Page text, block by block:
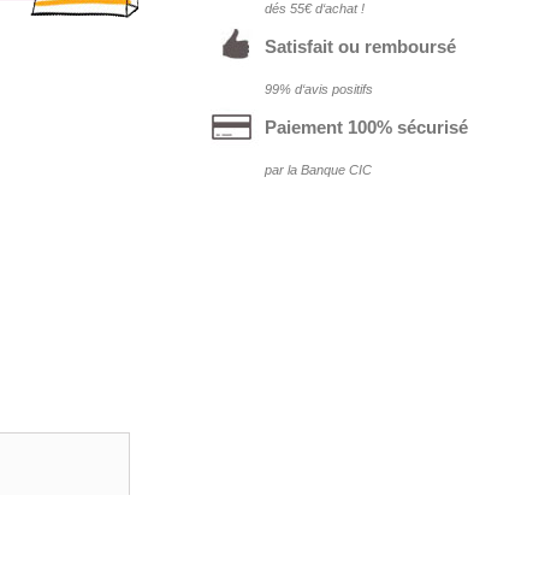
dés 55€ d‘achat !
Satisfait ou remboursé
99% d‘avis positifs
Paiement 100% sécurisé
par la Banque CIC